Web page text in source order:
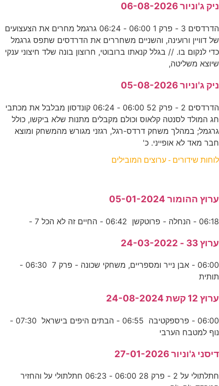
ניק ג'וניור 06-08-2026
הדרדסים 3 - פרק 1 06:00 - 06:24 גרגמל מחרים את הצעצועים
של דוויין ורועינה, והשניים משחררים את הדרדסים שתפס גרגמל
כדי לנקום בו. // בגלל קנאתו ברובוטי, חרוצון בונה שלד חיצוני ענקי
שיוצא משליטה,
ניק ג'וניור 05-08-2026
הדרדסים 2 - פרק 52 06:00 - 06:24 קונדסון מבלבל את מכתבי
חג המולד לסנטה קלאוס וכולם מקבלים מתנות שלא ביקשו, כולל
גרגמל; במהלך משחק דרדס-רגל, רגזני מגורש מהמשחק ומוצא
חבר מאד לא אופייני. כ'
לוחות שידורים - ערוצים המובילים
ערוץ ההומור 05-01-2024
06:18 - הנחלה - פרוטקשן 06:42 - החיים זה לא הכל 7 -
ערוץ 33 - 24-03-2022
06:00 - אבן נייר ומספריים, משחקי שכונה - פרק 7 06:30 -
תותית
ערוץ 12 קשת 24-08-2024
06:00 - פרספקטיבה 06:55 - הבתים היפים בישראל 07:30 -
נוף למטבח הערבי
דיסני ג'וניור 27-01-2026
חתלתולי על 2 - פרק 28 06:00 - 06:23 חתלתולי על והחזיר